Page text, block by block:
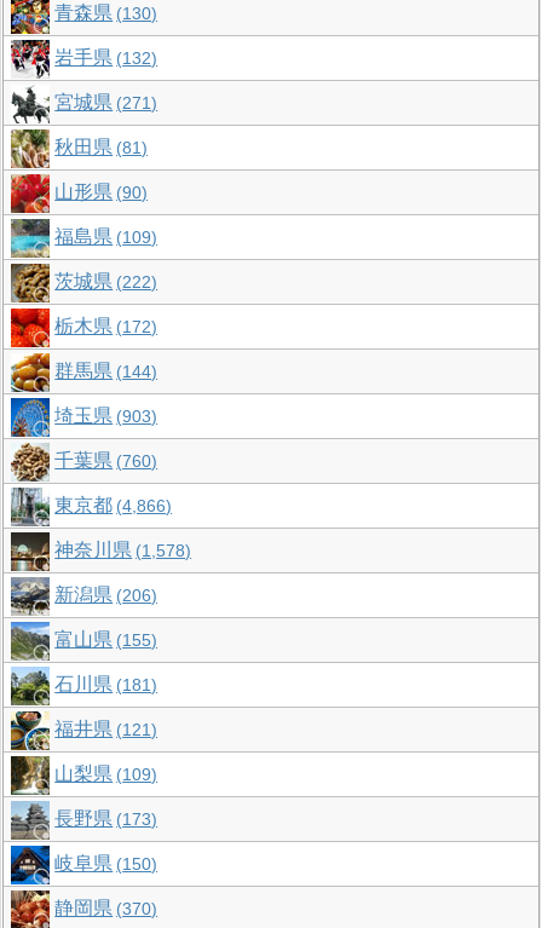
青森県 130
岩手県 132
宮城県 271
秋田県 81
山形県 90
福島県 109
茨城県 222
栃木県 172
群馬県 144
埼玉県 903
千葉県 760
東京都 4,866
神奈川県 1,578
新潟県 206
富山県 155
石川県 181
福井県 121
山梨県 109
長野県 173
岐阜県 150
静岡県 370